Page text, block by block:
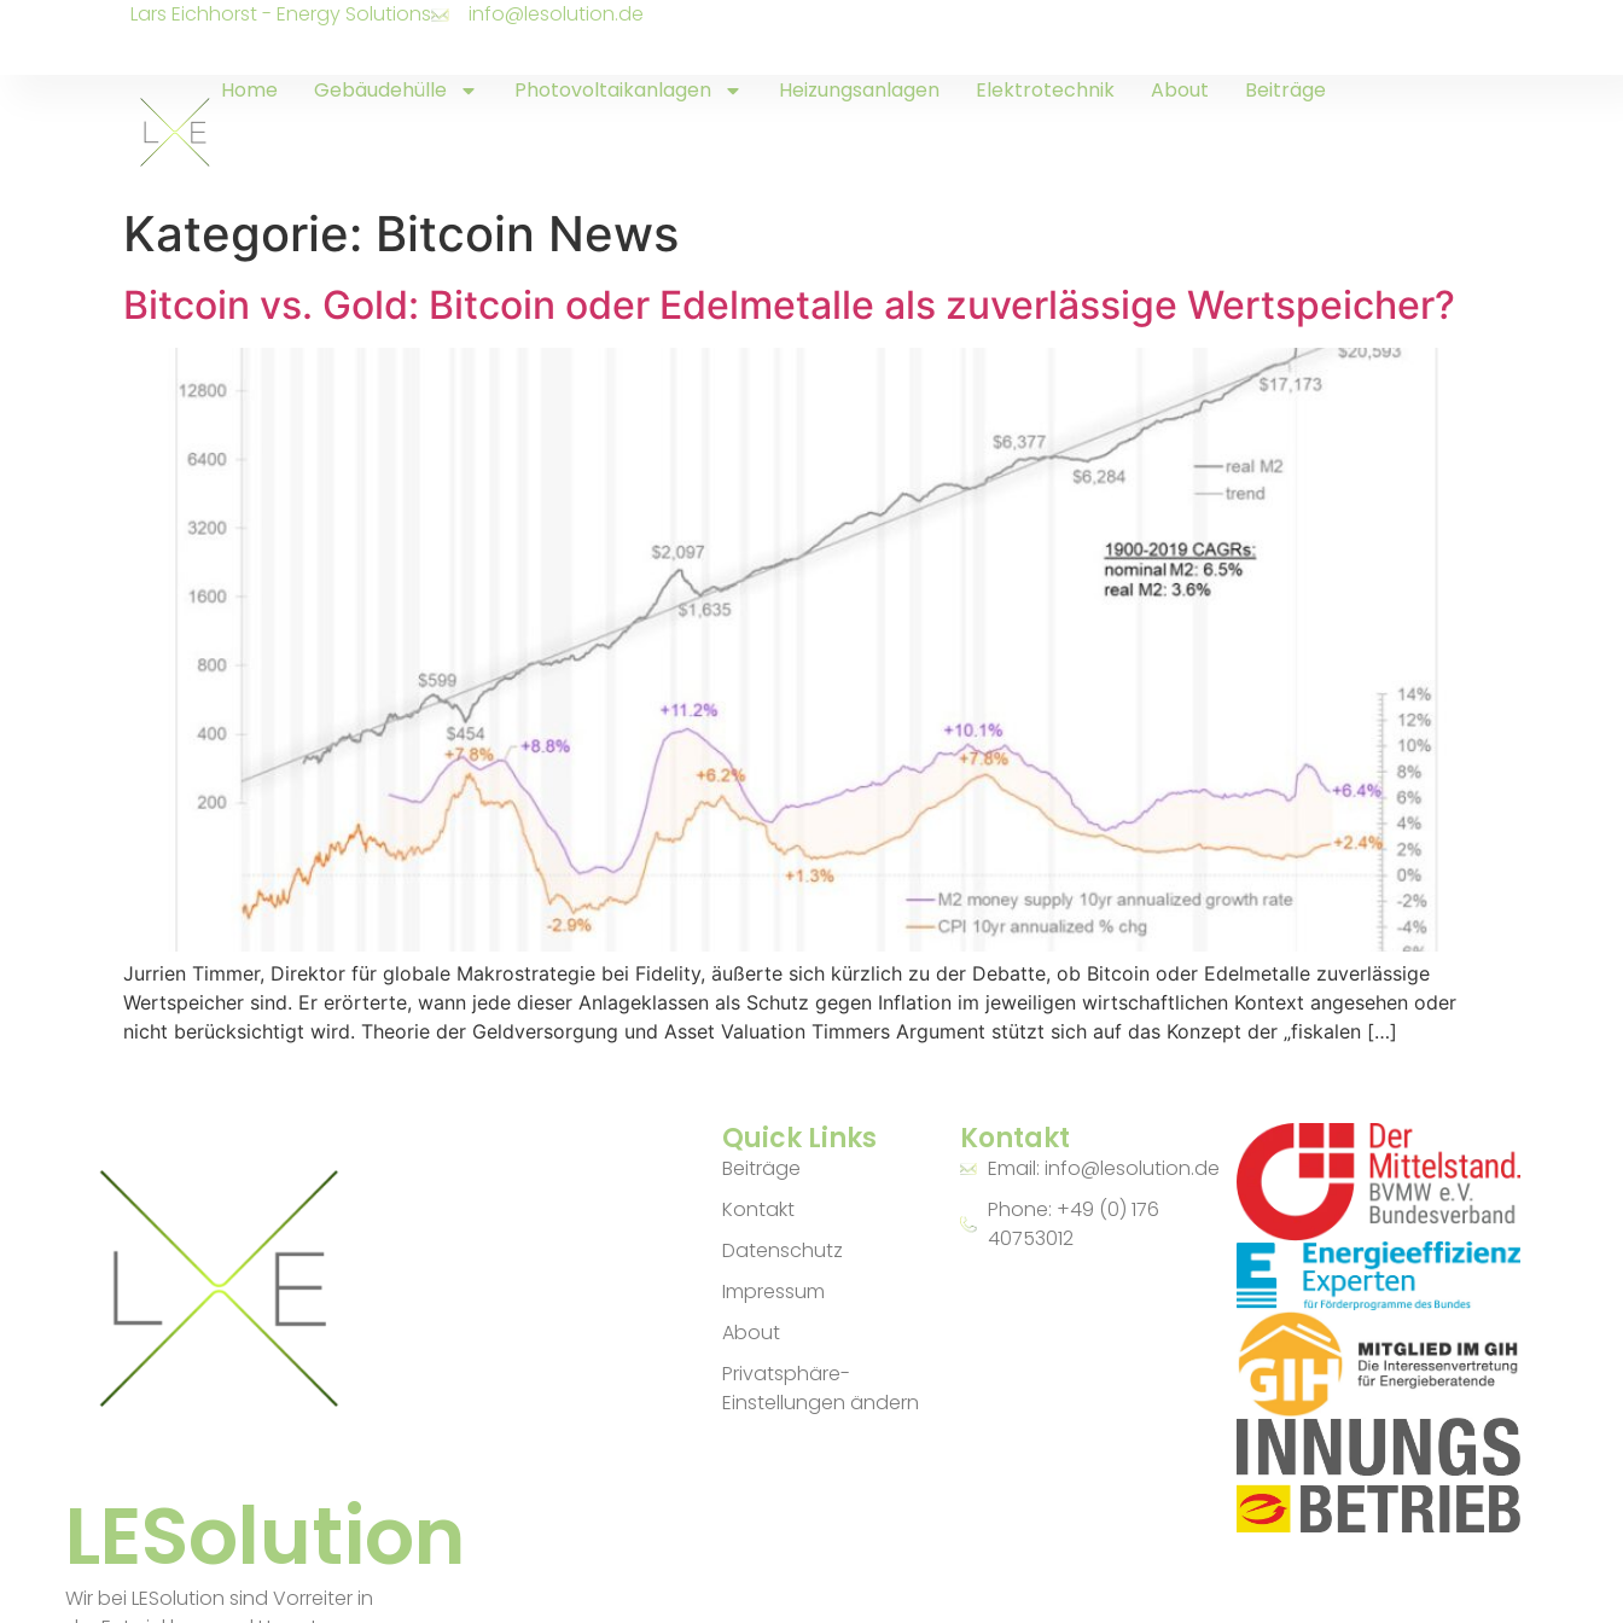
Lars Eichhorst - Energy Solutions info@lesolution.de
Home Gebäudehülle Photovoltaikanlagen Heizungsanlagen Elektrotechnik About Beiträge
Kategorie: Bitcoin News
Bitcoin vs. Gold: Bitcoin oder Edelmetalle als zuverlässige Wertspeicher?
Jurrien Timmer, Direktor für globale Makrostrategie bei Fidelity, äußerte sich kürzlich zu der Debatte, ob Bitcoin oder Edelmetalle zuverlässige
Wertspeicher sind. Er erörterte, wann jede dieser Anlageklassen als Schutz gegen Inflation im jeweiligen wirtschaftlichen Kontext angesehen oder
nicht berücksichtigt wird. Theorie der Geldversorgung und Asset Valuation Timmers Argument stützt sich auf das Konzept der „fiskalen […]
LESolution
Wir bei LESolution sind Vorreiter in
Quick Links
Beiträge
Kontakt
Datenschutz
Impressum
About
Privatsphäre-
Einstellungen ändern
Kontakt
Email: info@lesolution.de
Phone: +49 (0) 176
40753012